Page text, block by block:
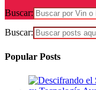
Buscar:
Buscar:
Popular Posts